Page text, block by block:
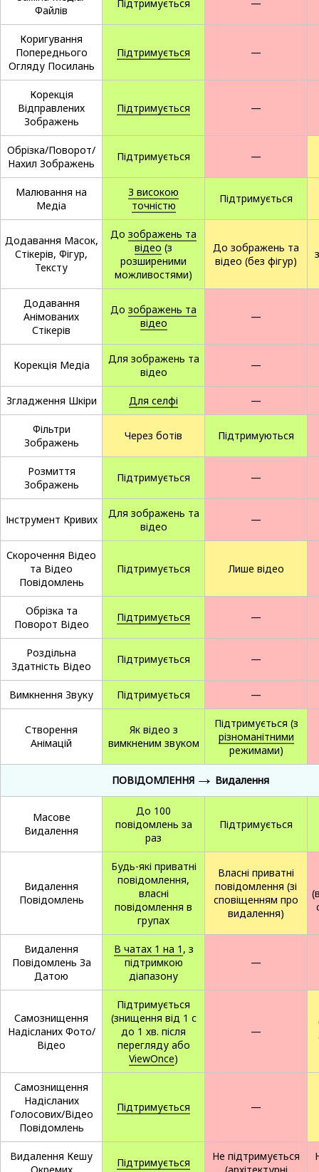
Файлів
Підтримується —
Коригування
Попереднього
Огляду Посилань
Підтримується —
Корекція
Відправлених
Зображень
Підтримується —
Обрізка/Поворот/
Нахил Зображень
Підтримується —
Малювання на
Медіа
З високою
точністю
Підтримується
Додавання Масок,
Стікерів, Фігур,
Тексту
До зображень та
відео (з
розширеними
можливостями)
До зображень та
відео (без фігур)
Додавання
Анімованих
Стікерів
До зображень та
відео
—
Корекція Медіа
Для зображень та
відео
—
Згладження Шкіри Для селфі —
Фільтри
Зображень
Через ботів Підтримуються
Розмиття
Зображень
Підтримується —
Інструмент Кривих
Для зображень та
відео
—
Скорочення Відео
та Відео
Повідомлень
Підтримується Лише відео
Обрізка та
Поворот Відео
Підтримується —
Роздільна
Здатність Відео
Підтримується —
Вимкнення Звуку Підтримується —
Створення
Анімацій
Як відео з
вимкненим звуком
Підтримується (з
різноманітними
режимами)
ПОВІДОМЛЕННЯ → Видалення
Масове
Видалення
До 100
повідомлень за
раз
Підтримується
Видалення
Повідомлень
Будь-які приватні
повідомлення,
власні
повідомлення в
групах
Власні приватні
повідомлення (зі
сповіщенням про
видалення)
Видалення
Повідомлень За
Датою
В чатах 1 на 1 , з
підтримкою
діапазону
—
Самознищення
Надісланих Фото/
Відео
Підтримується
(знищення від 1 с
до 1 хв. після
перегляду або
ViewOnce)
—
Самознищення
Надісланих
Голосових/Відео
Повідомлень
Підтримується —
Видалення Кешу
Підтримується
Не підтримується